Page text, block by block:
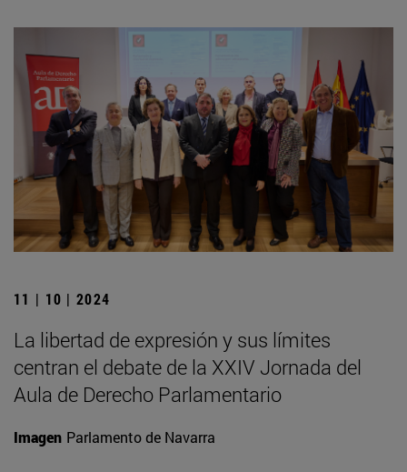
11 | 10 | 2024
La libertad de expresión y sus límites
centran el debate de la XXIV Jornada del
Aula de Derecho Parlamentario
Imagen Parlamento de Navarra